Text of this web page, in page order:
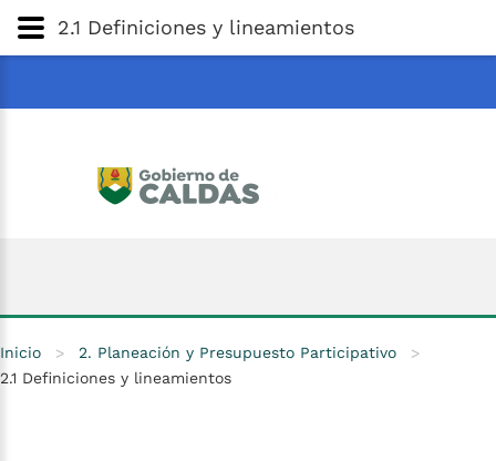
Gobernación de Caldas
2.1 Definiciones y lineamientos
Inicio > 2. Planeación y Presupuesto Participativo
>
2.1 Definiciones y lineamientos